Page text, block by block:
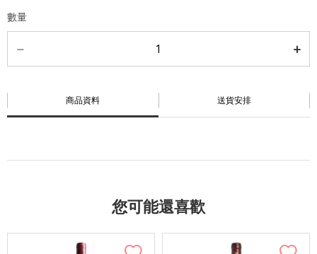
數量
商品資料 送貨安排
您可能還喜歡